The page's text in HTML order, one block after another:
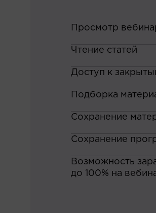
Просмотр
Чтение статей
Доступ к
Подборка
Сохранение
Сохранение
Возможность
до 100% на